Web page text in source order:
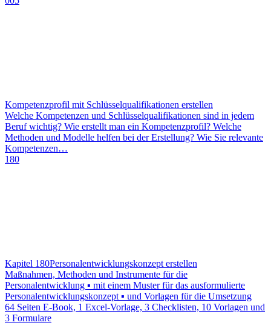
Kompetenzprofil mit Schlüsselqualifikationen erstellen
Welche Kompetenzen und Schlüsselqualifikationen sind in jedem
Beruf wichtig? Wie erstellt man ein Kompetenzprofil? Welche
Methoden und Modelle helfen bei der Erstellung? Wie Sie relevante
Kompetenzen…
180
Kapitel 180Personalentwicklungskonzept erstellen
Maßnahmen, Methoden und Instrumente für die
Personalentwicklung ▪ mit einem Muster für das ausformulierte
Personalentwicklungskonzept ▪ und Vorlagen für die Umsetzung
64 Seiten E-Book, 1 Excel-Vorlage, 3 Checklisten, 10 Vorlagen und
3 Formulare